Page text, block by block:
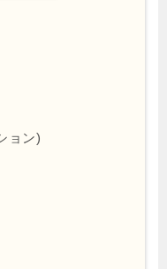
ョン)